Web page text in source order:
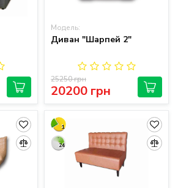
Модель:
Диван "Шарпей 2"
20200 грн
25250 грн
1
24